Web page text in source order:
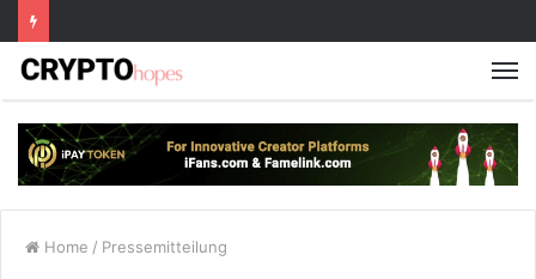
Home / Pressemitteilung